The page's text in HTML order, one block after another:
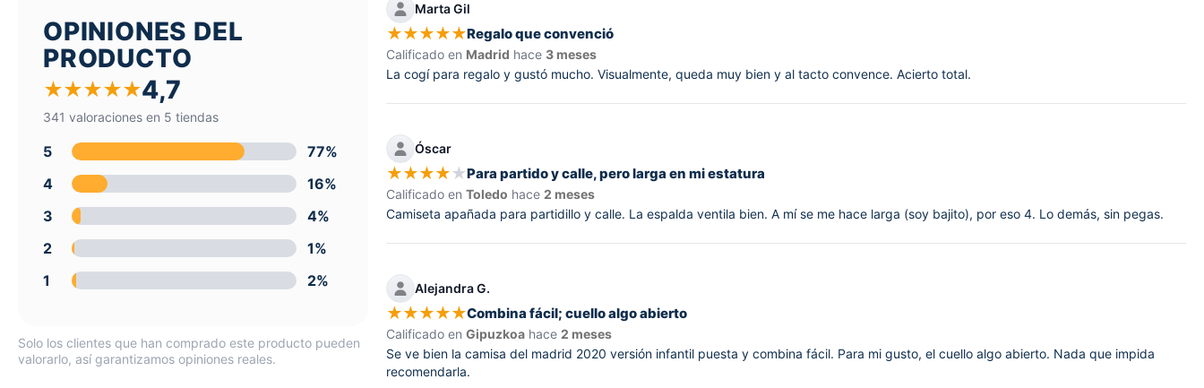
OPINIONES DEL
PRODUCTO
★★★★★4,7
341 valoraciones en 5 tiendas
5
77%
4
16%
3
4%
2
1%
1
2%
Solo los clientes que han comprado este producto pueden
valorarlo, así garantizamos opiniones reales.
Marta Gil
★★★★★Regalo que convenció
Calificado en Madrid hace 3 meses
La cogí para regalo y gustó mucho. Visualmente, queda muy bien y al tacto convence. Acierto total.
Óscar
★★★★★Para partido y calle, pero larga en mi estatura
Calificado enToledo hace2 meses
Camiseta apañada para partidillo y calle. La espalda ventila bien. A mí se me hace larga (soy bajito), por eso 4. Lo demás, sin pegas.
Alejandra G.
★★★★★Combina fácil; cuello algo abierto
Calificado enGipuzkoa hace2 meses
Se ve bien la camisa del madrid 2020 versión infantil puesta y combina fácil. Para mi gusto, el cuello algo abierto. Nada que impida
recomendarla.